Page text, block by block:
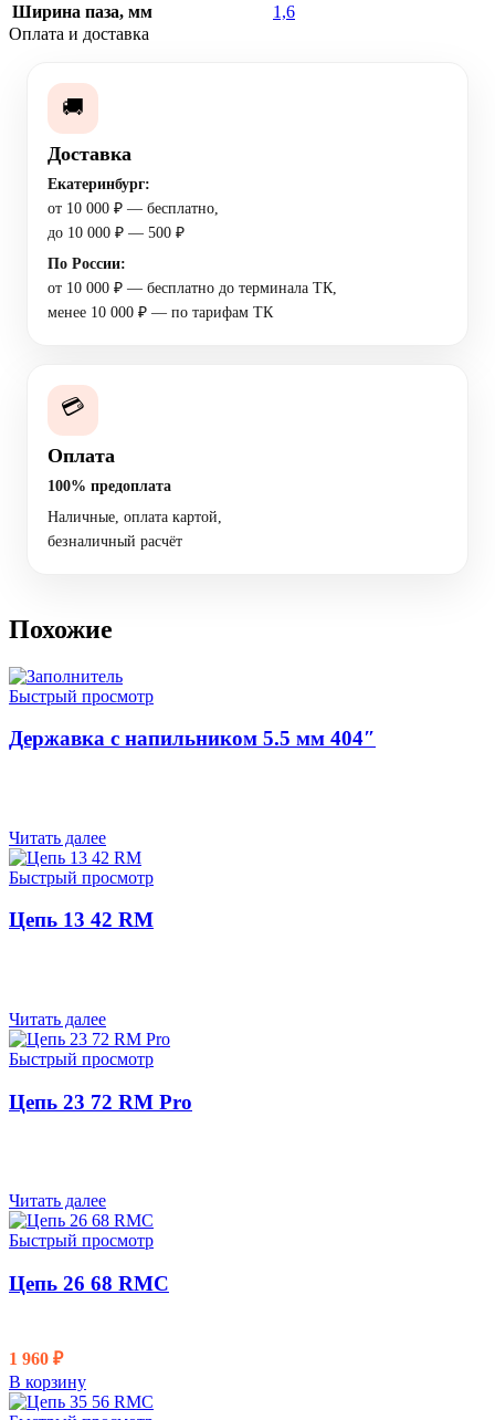
Ширина паза, мм
1,6
Оплата и доставка
🚚
Доставка
Екатеринбург:
от 10 000 ₽ — бесплатно,
до 10 000 ₽ — 500 ₽
По России:
от 10 000 ₽ — бесплатно до терминала ТК,
менее 10 000 ₽ — по тарифам ТК
💳
Оплата
100% предоплата
Наличные, оплата картой,
безналичный расчёт
Похожие
Быстрый просмотр
Державка с напильником 5.5 мм 404″
Читать далее
Быстрый просмотр
Цепь 13 42 RM
Читать далее
Быстрый просмотр
Цепь 23 72 RM Pro
Читать далее
Быстрый просмотр
Цепь 26 68 RMC
1 960 ₽
В корзину